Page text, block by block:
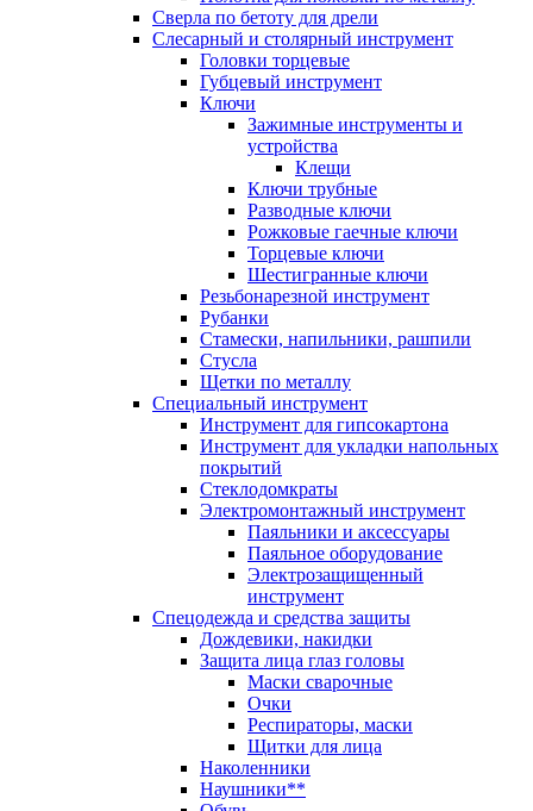
Сверла по бетоту для дрели
Слесарный и столярный инструмент
Головки торцевые
Губцевый инструмент
Ключи
Зажимные инструменты и
устройства
Клещи
Ключи трубные
Разводные ключи
Рожковые гаечные ключи
Торцевые ключи
Шестигранные ключи
Резьбонарезной инструмент
Рубанки
Стамески, напильники, рашпили
Стусла
Щетки по металлу
Специальный инструмент
Инструмент для гипсокартона
Инструмент для укладки напольных
покрытий
Стеклодомкраты
Электромонтажный инструмент
Паяльники и аксессуары
Паяльное оборудование
Электрозащищенный
инструмент
Спецодежда и средства защиты
Дождевики, накидки
Защита лица глаз головы
Маски сварочные
Очки
Респираторы, маски
Щитки для лица
Наколенники
Наушники**